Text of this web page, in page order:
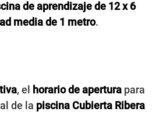
de aprendizaje de 12 x 6
media de 1 metro.
, el horario de apertura para
de la piscina Cubierta Ribera